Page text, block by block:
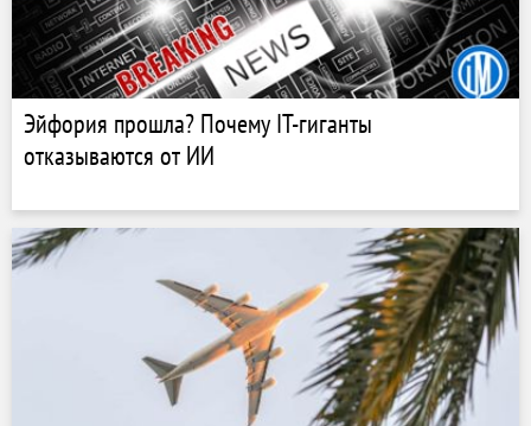
Эйфория прошла? Почему IT-гиганты
отказываются от ИИ